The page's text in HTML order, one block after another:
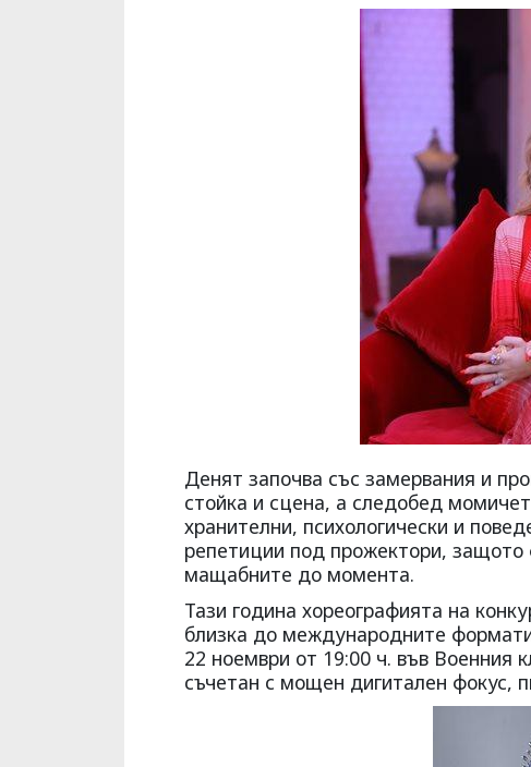
Денят започва със замервания и
стойка и сцена, а следобед
хранителни, психологически и
репетиции под прожектори,
мащабните до момента.
Тази година хореографията на
близка до международните
22 ноември от 19:00 ч. във Военния
съчетан с мощен дигитален фокус,